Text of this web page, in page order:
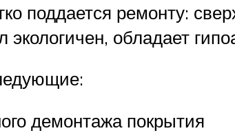
поддается ремонту:
обладает
демонтажа покрытия